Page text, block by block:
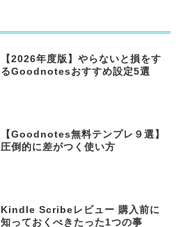
【2026年度版】やらないと損をす
るGoodnotesおすすめ設定5選
【Goodnotes無料テンプレ９選】
圧倒的に差がつく使い方
Kindle Scribeレビュー 購入前に
知っておくべきたった1つの事